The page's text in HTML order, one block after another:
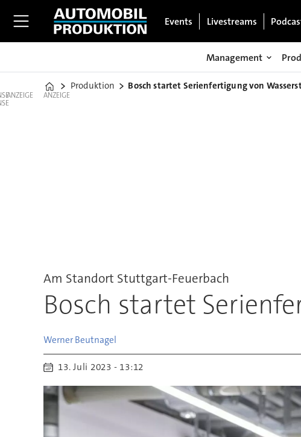
Events Livestreams
Management
Home
Produktion Bosch startet Serienfertigung von
ANZEIGE ANZEIGE
Am Standort Stuttgart-Feuerbach
Bosch startet
Werner Beutnagel
13. Juli 2023 - 13:12